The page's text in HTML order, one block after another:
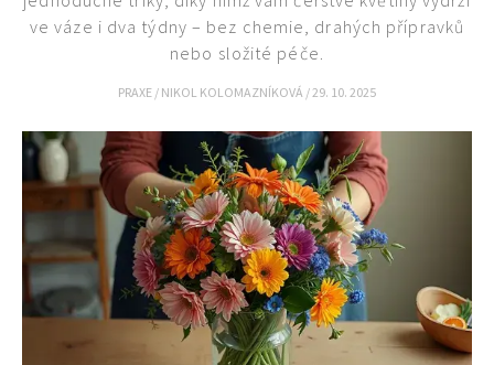
ve váze i dva týdny – bez chemie, drahých přípravků
nebo složité péče.
PRAXE / NIKOL KOLOMAZNÍKOVÁ /29. 10. 2025